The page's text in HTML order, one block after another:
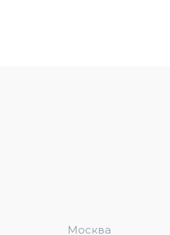
Москва